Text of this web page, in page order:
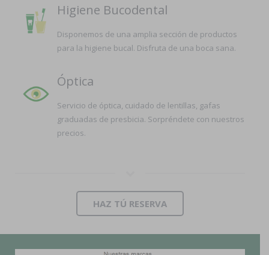
Higiene Bucodental
Disponemos de una amplia sección de productos
para la higiene bucal. Disfruta de una boca sana.
Óptica
Servicio de óptica, cuidado de lentillas, gafas
graduadas de presbicia. Sorpréndete con nuestros
precios.
HAZ TÚ RESERVA